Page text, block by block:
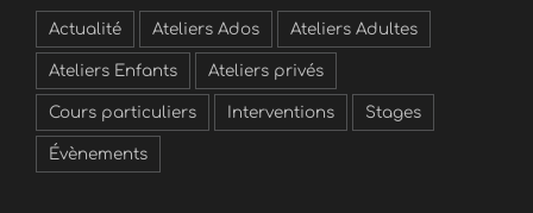
Actualité Ateliers Ados Ateliers Adultes
Ateliers Enfants Ateliers privés
Cours particuliers Interventions Stages
Évènements